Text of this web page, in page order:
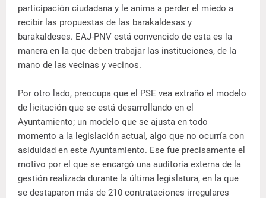
participación ciudadana y le anima a perder el miedo a
recibir las propuestas de las barakaldesas y
barakaldeses. EAJ-PNV está convencido de esta es la
manera en la que deben trabajar las instituciones, de la
mano de las vecinas y vecinos.
Por otro lado, preocupa que el PSE vea extraño el modelo
de licitación que se está desarrollando en el
Ayuntamiento; un modelo que se ajusta en todo
momento a la legislación actual, algo que no ocurría con
asiduidad en este Ayuntamiento. Ese fue precisamente el
motivo por el que se encargó una auditoria externa de la
gestión realizada durante la última legislatura, en la que
se destaparon más de 210 contrataciones irregulares